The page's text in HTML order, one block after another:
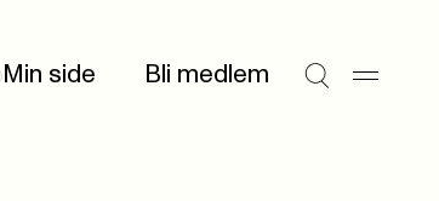
Min side Bli medlem